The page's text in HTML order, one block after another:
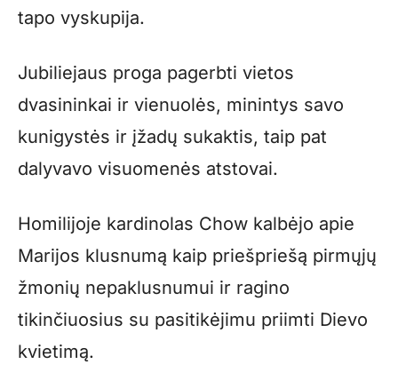
tapo vyskupija.
Jubiliejaus proga pagerbti vietos
dvasininkai ir vienuolės, minintys savo
kunigystės ir įžadų sukaktis, taip pat
dalyvavo visuomenės atstovai.
Homilijoje kardinolas Chow kalbėjo apie
Marijos klusnumą kaip priešpriešą pirmųjų
žmonių nepaklusnumui ir ragino
tikinčiuosius su pasitikėjimu priimti Dievo
kvietimą.